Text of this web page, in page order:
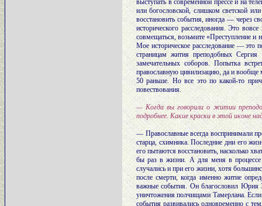
выступать в современной прессе и на
или богословской, слишком светской
восстановить события, иногда — через
исторического расследования. Это
совмещаться, возьмите «Преступление и
Мое историческое расследование — это
страницам жития преподобных
замечательных соборов. Попытка
православную цивилизацию, да и вообще
50 раньше. Но все это по какой-то
повествования.
— Когда вы говорили о житии
подробнее. Какие краски в этой иконе
— Православные всегда воспринимали
старца, схимника. Последние дни его
его пытаются восстановить, насколько
бы раз в жизни. А для меня в процессе
случались и при его жизни, хотя
после смерти, когда именно житие
важные события. Он благословил Юрия
уничтожения полчищами Тамерлана.
события развивались одновременно с